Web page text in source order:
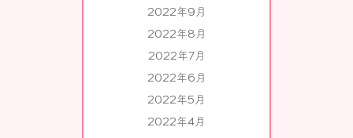
2022年9月
2022年8月
2022年7月
2022年6月
2022年5月
2022年4月